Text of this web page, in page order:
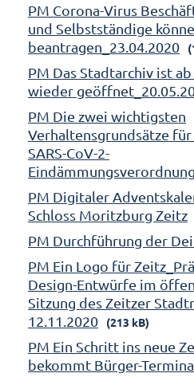
PM Corona-Virus
und Selbstständige
beantragen_23.04.2020
PM Das Stadtarchiv ist
wieder
PM Die zwei wichtigsten
Verhaltensgrundsätze
SARS-CoV-2-
PM Digitaler
Schloss Moritzburg Zeitz
PM Durchführung der
PM Ein Logo für
Design-Entwürfe im
Sitzung des Zeitzer
12.11.2020
(213 kB)
PM Ein Schritt ins neue
bekommt Bürger-